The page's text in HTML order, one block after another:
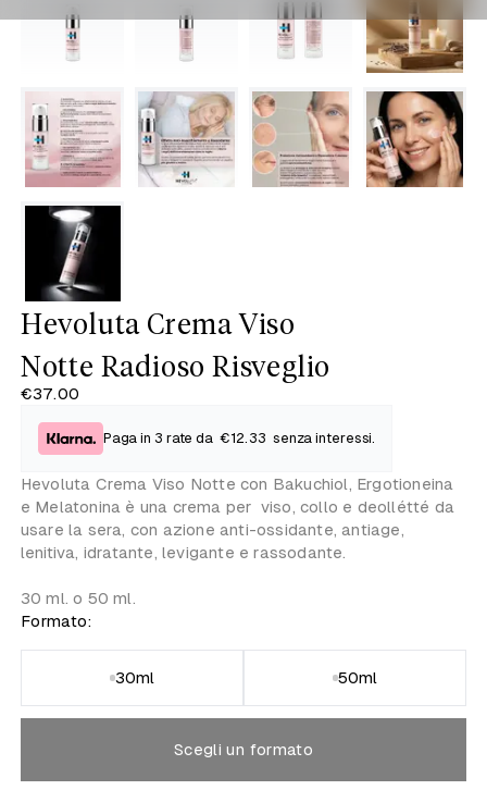
Hevoluta Crema Viso
Notte Radioso Risveglio
€37.00
Paga in 3 rate da €12.33 senza interessi.
Hevoluta Crema Viso Notte con Bakuchiol, Ergotioneina
e Melatonina è una crema per viso, collo e deollétté da
usare la sera, con azione anti-ossidante, antiage,
lenitiva, idratante, levigante e rassodante.
30 ml. o 50 ml.
Formato:
30ml 50ml
Scegli un formato